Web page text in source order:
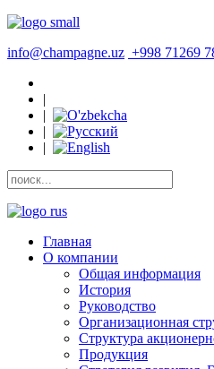
info@champagne.uz +998 71269
|
|
|
|
Главная
О компании
Общая информация
История
Руководство
Организационная
Структура
Продукция